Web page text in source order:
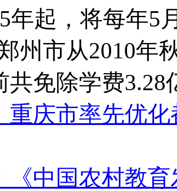
年起，将每年5
州市从2010年
共免除学费3.28
重庆市率先优
《中国农村教